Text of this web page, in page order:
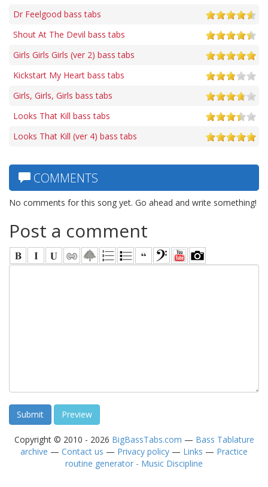
Dr Feelgood bass tabs
Shout At The Devil bass tabs
Girls Girls Girls (ver 2) bass tabs
Kickstart My Heart bass tabs
Girls, Girls, Girls bass tabs
Looks That Kill bass tabs
Looks That Kill (ver 4) bass tabs
COMMENTS
No comments for this song yet. Go ahead and write something!
Post a comment
Copyright © 2010 - 2026 BigBassTabs.com — Bass Tablature
archive — Contact us — Privacy policy — Links — Practice
routine generator - Music Discipline